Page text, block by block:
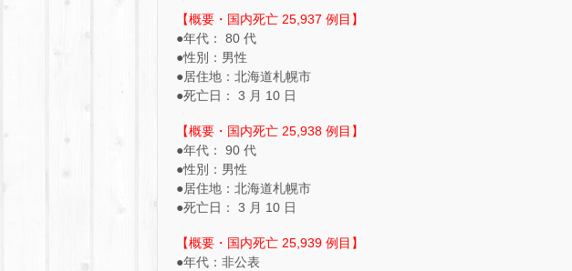
【概要・国内死亡 25,937 例目】
●年代： 80 代
●性別：男性
●居住地：北海道札幌市
●死亡日： 3 月 10 日
【概要・国内死亡 25,938 例目】
●年代： 90 代
●性別：男性
●居住地：北海道札幌市
●死亡日： 3 月 10 日
【概要・国内死亡 25,939 例目】
●年代：非公表